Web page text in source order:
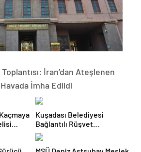
Toplantısı: İran’dan Ateşlenen
İmha Edildi
Kuşadası Belediyesi
Bağlantılı Rüşvet
Operasyonunda 16 Şüpheli
Adliyeye Sevk Edildi